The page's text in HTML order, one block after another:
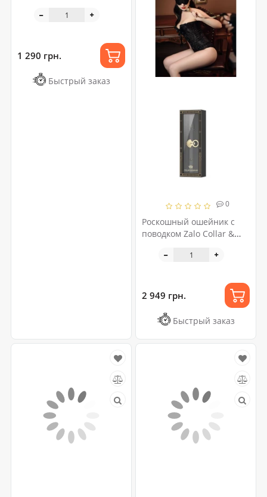
1 290 грн.
Быстрый заказ
0
Роскошный ошейник с
поводком Zalo Collar &
2 949 грн.
Быстрый заказ